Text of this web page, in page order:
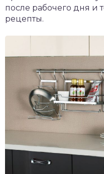
после рабочего дня и
рецепты.